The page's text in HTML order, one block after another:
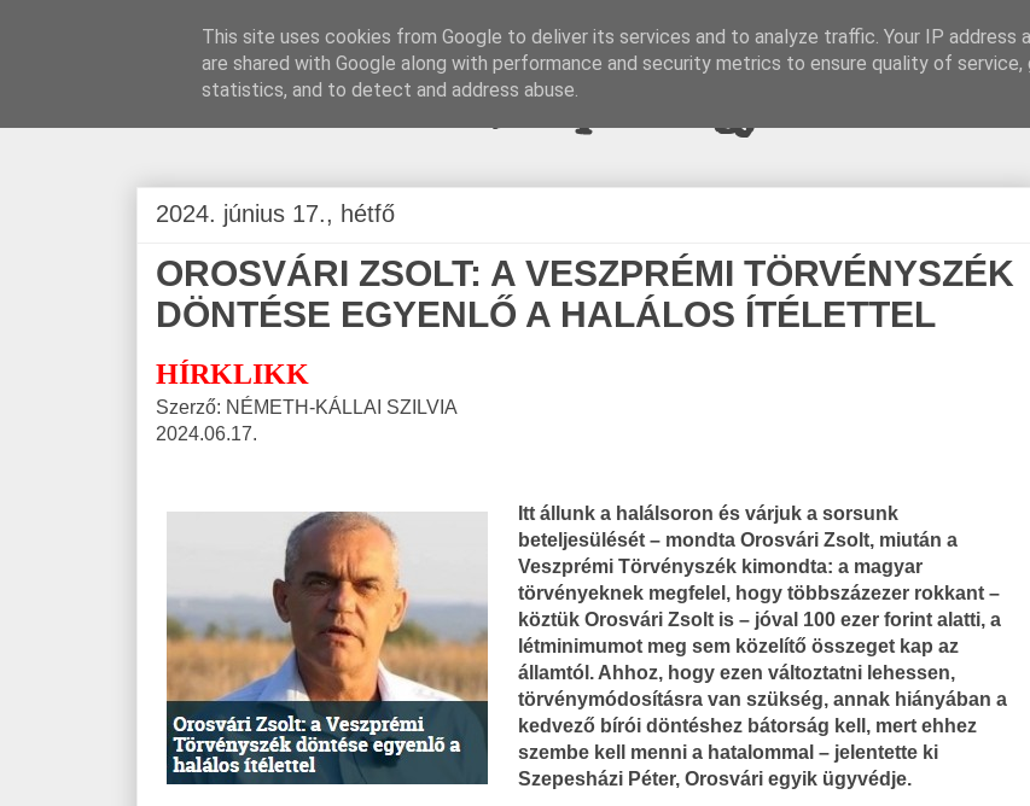
BLOGÁSZAT, napi blogjava
2024. június 17., hétfő
OROSVÁRI ZSOLT: A VESZPRÉMI TÖRVÉNYSZÉK
DÖNTÉSE EGYENLŐ A HALÁLOS ÍTÉLETTEL
HÍRKLIKK
Szerző: NÉMETH-KÁLLAI SZILVIA
2024.06.17.
Itt állunk a halálsoron és várjuk a sorsunk
beteljesülését – mondta Orosvári Zsolt, miután a
Veszprémi Törvényszék kimondta: a magyar
törvényeknek megfelel, hogy többszázezer rokkant –
köztük Orosvári Zsolt is – jóval 100 ezer forint alatti, a
létminimumot meg sem közelítő összeget kap az
államtól. Ahhoz, hogy ezen változtatni lehessen,
törvénymódosításra van szükség, annak hiányában a
kedvező bírói döntéshez bátorság kell, mert ehhez
szembe kell menni a hatalommal – jelentette ki
Szepesházi Péter, Orosvári egyik ügyvédje.
This site uses cookies from Google to deliver its services and to analyze traffic. Your IP address
are shared with Google along with performance and security metrics to ensure quality of service,
statistics, and to detect and address abuse.